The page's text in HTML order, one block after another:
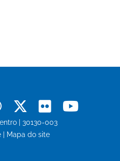
Whatsapp
X Flickr
| 30130-003
Mapa do site